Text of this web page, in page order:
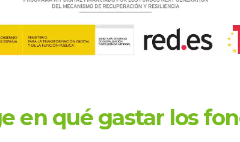
en qué gastar los